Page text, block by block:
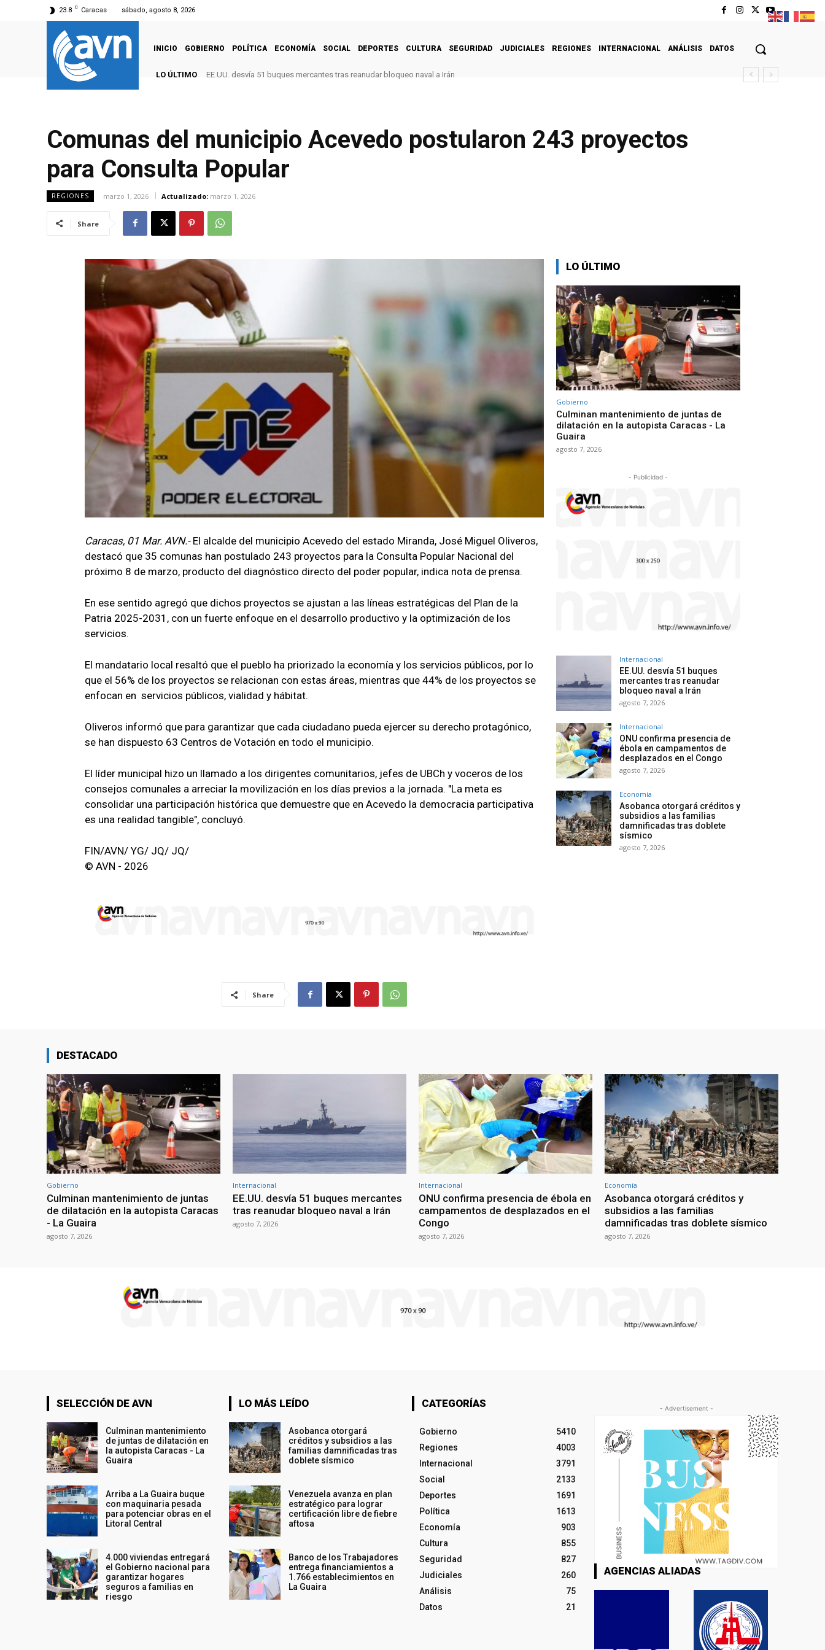
23.8 C Caracas sábado, agosto 8, 2026
INICIO GOBIERNO POLÍTICA ECONOMÍA SOCIAL DEPORTES CULTURA SEGURIDAD JUDICIALES REGIONES INTERNACIONAL ANÁLISIS DATOS
LO ÚLTIMO EE.UU. desvía 51 buques mercantes tras reanudar bloqueo naval a Irán
Comunas del municipio Acevedo postularon 243 proyectos
para Consulta Popular
REGIONES marzo 1, 2026 Actualizado: marzo 1, 2026
Share
Caracas, 01 Mar. AVN.- El alcalde del municipio Acevedo del estado Miranda, José Miguel Oliveros,
destacó que 35 comunas han postulado 243 proyectos para la Consulta Popular Nacional del
próximo 8 de marzo, producto del diagnóstico directo del poder popular, indica nota de prensa.
En ese sentido agregó que dichos proyectos se ajustan a las líneas estratégicas del Plan de la
Patria 2025-2031, con un fuerte enfoque en el desarrollo productivo y la optimización de los
servicios.
El mandatario local resaltó que el pueblo ha priorizado la economía y los servicios públicos, por lo
que el 56% de los proyectos se relacionan con estas áreas, mientras que 44% de los proyectos se
enfocan en servicios públicos, vialidad y hábitat.
Oliveros informó que para garantizar que cada ciudadano pueda ejercer su derecho protagónico,
se han dispuesto 63 Centros de Votación en todo el municipio.
El líder municipal hizo un llamado a los dirigentes comunitarios, jefes de UBCh y voceros de los
consejos comunales a arreciar la movilización en los días previos a la jornada. "La meta es
consolidar una participación histórica que demuestre que en Acevedo la democracia participativa
es una realidad tangible", concluyó.
FIN/AVN/ YG/ JQ/ JQ/
© AVN - 2026
Share
LO ÚLTIMO
Gobierno
Culminan mantenimiento de juntas de
dilatación en la autopista Caracas - La
Guaira
agosto 7, 2026
- Publicidad -
Internacional
EE.UU. desvía 51 buques
mercantes tras reanudar
bloqueo naval a Irán
agosto 7, 2026
Internacional
ONU confirma presencia de
ébola en campamentos de
desplazados en el Congo
agosto 7, 2026
Economía
Asobanca otorgará créditos y
subsidios a las familias
damnificadas tras doblete
sísmico
agosto 7, 2026
DESTACADO
Gobierno
Culminan mantenimiento de juntas
de dilatación en la autopista Caracas
- La Guaira
agosto 7, 2026
Internacional
EE.UU. desvía 51 buques mercantes
tras reanudar bloqueo naval a Irán
agosto 7, 2026
Internacional
ONU confirma presencia de ébola en
campamentos de desplazados en el
Congo
agosto 7, 2026
Economía
Asobanca otorgará créditos y
subsidios a las familias
damnificadas tras doblete sísmico
agosto 7, 2026
SELECCIÓN DE AVN
Culminan mantenimiento
de juntas de dilatación en
la autopista Caracas - La
Guaira
Arriba a La Guaira buque
con maquinaria pesada
para potenciar obras en el
Litoral Central
4.000 viviendas entregará
el Gobierno nacional para
garantizar hogares
seguros a familias en
riesgo
LO MÁS LEÍDO
Asobanca otorgará
créditos y subsidios a las
familias damnificadas tras
doblete sísmico
Venezuela avanza en plan
estratégico para lograr
certificación libre de fiebre
aftosa
Banco de los Trabajadores
entrega financiamientos a
1.766 establecimientos en
La Guaira
CATEGORÍAS
Gobierno
5410
Regiones
4003
Internacional
3791
Social
2133
Deportes
1691
Política
1613
Economía
903
Cultura
855
Seguridad
827
Judiciales
260
Análisis
75
Datos
21
- Advertisement -
AGENCIAS ALIADAS